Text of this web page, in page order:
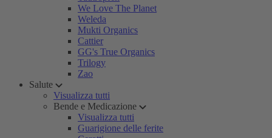
We Love The Planet
Weleda
Mukti Organics
Cattier
GG's True Organics
Trilogy
Zao
Salute
Visualizza tutti
Bende e Medicazione
Visualizza tutti
Guarigione delle ferite